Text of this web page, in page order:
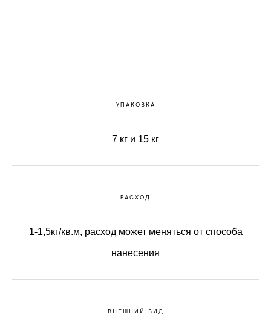
УПАКОВКА
7 кг и 15 кг
РАСХОД
1-1,5кг/кв.м, расход может меняться от способа
нанесения
ВНЕШНИЙ ВИД